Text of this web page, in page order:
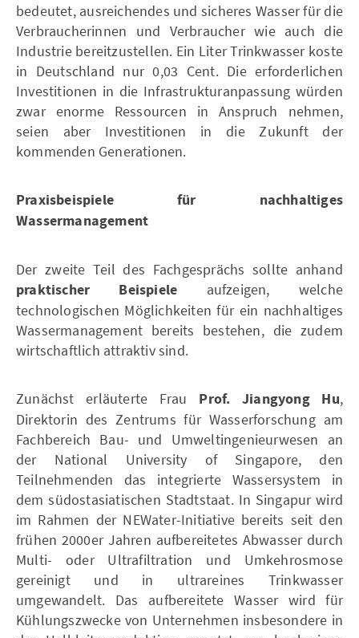
bedeutet, ausreichendes und sicheres Wasser für die
Verbraucherinnen und Verbraucher wie auch die
Industrie bereitzustellen. Ein Liter Trinkwasser koste
in Deutschland nur 0,03 Cent. Die erforderlichen
Investitionen in die Infrastrukturanpassung würden
zwar enorme Ressourcen in Anspruch nehmen,
seien aber Investitionen in die Zukunft der
kommenden Generationen.
Praxisbeispiele für nachhaltiges
Wassermanagement
Der zweite Teil des Fachgesprächs sollte anhand
praktischer Beispiele aufzeigen, welche
technologischen Möglichkeiten für ein nachhaltiges
Wassermanagement bereits bestehen, die zudem
wirtschaftlich attraktiv sind.
Zunächst erläuterte Frau Prof. Jiangyong Hu,
Direktorin des Zentrums für Wasserforschung am
Fachbereich Bau- und Umweltingenieurwesen an
der National University of Singapore, den
Teilnehmenden das integrierte Wassersystem in
dem südostasiatischen Stadtstaat. In Singapur wird
im Rahmen der NEWater-Initiative bereits seit den
frühen 2000er Jahren aufbereitetes Abwasser durch
Multi- oder Ultrafiltration und Umkehrosmose
gereinigt und in ultrareines Trinkwasser
umgewandelt. Das aufbereitete Wasser wird für
Kühlungszwecke von Unternehmen insbesondere in